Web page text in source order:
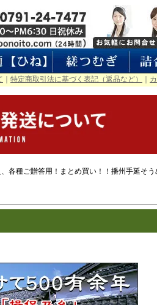
特定商取引法に基づく表記（返品など）
各種ご贈答用！まとめ買い！！播州手延そ